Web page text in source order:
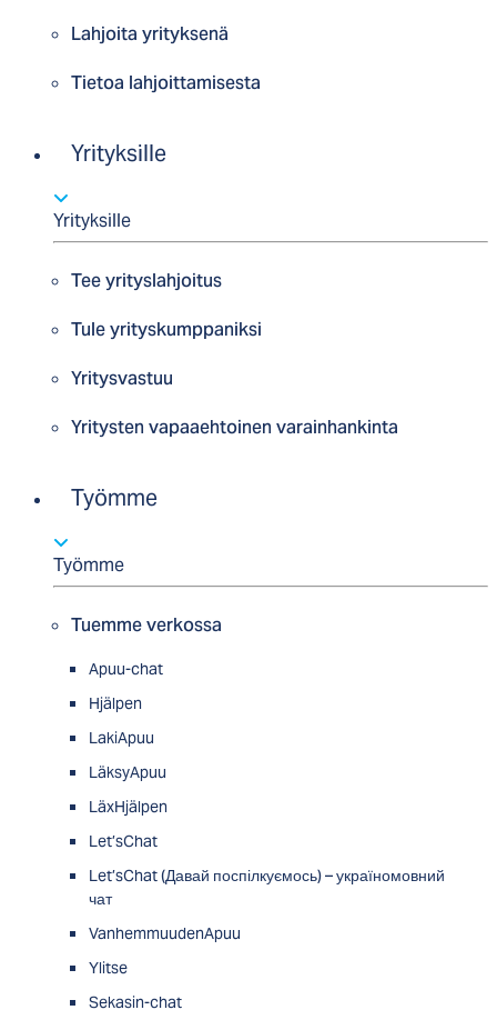
Lahjoita yrityksenä
Tietoa lahjoittamisesta
Yrityksille
Yrityksille
Tee yrityslahjoitus
Tule yrityskumppaniksi
Yritysvastuu
Yritysten vapaaehtoinen varainhankinta
Työmme
Työmme
Tuemme verkossa
Apuu-chat
Hjälpen
LakiApuu
LäksyApuu
LäxHjälpen
Let’sChat
Let’sChat (Давай поспілкуємось) – україномовний
чат
VanhemmuudenApuu
Ylitse
Sekasin-chat